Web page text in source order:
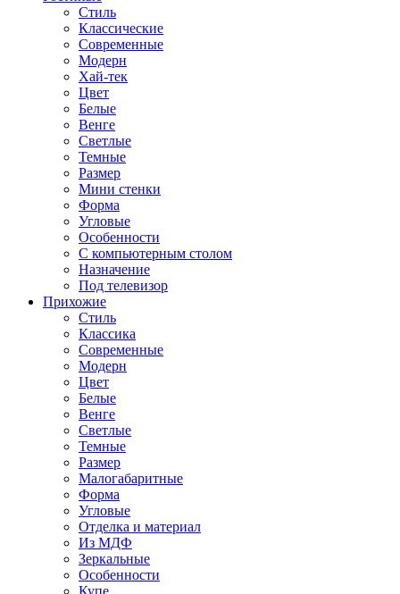
Стиль
Классические
Современные
Модерн
Хай-тек
Цвет
Белые
Венге
Светлые
Темные
Размер
Мини стенки
Форма
Угловые
Особенности
С компьютерным столом
Назначение
Под телевизор
Прихожие
Стиль
Классика
Современные
Модерн
Цвет
Белые
Венге
Светлые
Темные
Размер
Малогабаритные
Форма
Угловые
Отделка и материал
Из МДФ
Зеркальные
Особенности
Купе